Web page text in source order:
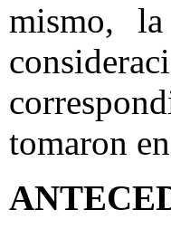
mismo,
tomaron